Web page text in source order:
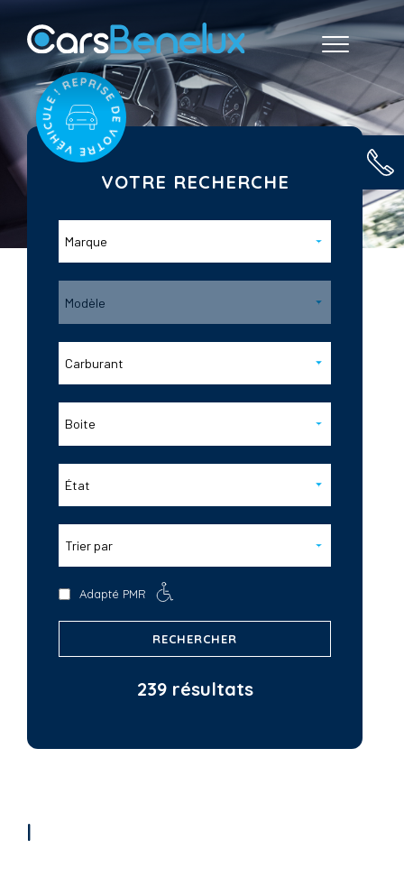
VOTRE RECHERCHE
Marque
Modèle
Carburant
Boite
État
Trier par
Adapté PMR
RECHERCHER
239 résultats
|